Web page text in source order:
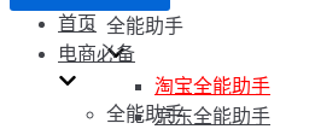
全能助手
淘宝全能助手
京东全能助手
首页
电商必备
全能助手